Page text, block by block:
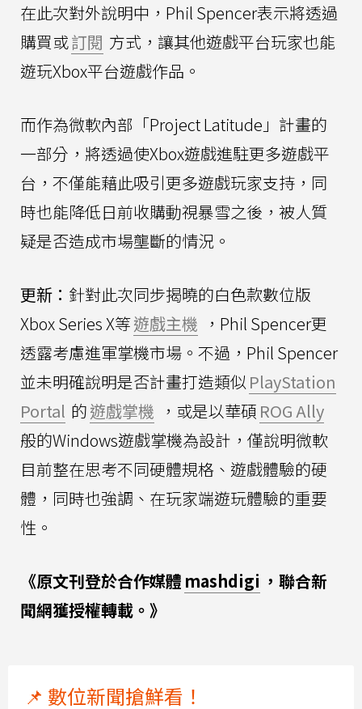
在此次對外說明中，Phil Spencer表示將透過
購買或訂閱 方式，讓其他遊戲平台玩家也能
遊玩Xbox平台遊戲作品。
而作為微軟內部「Project Latitude」計畫的
一部分，將透過使Xbox遊戲進駐更多遊戲平
台，不僅能藉此吸引更多遊戲玩家支持，同
時也能降低日前收購動視暴雪之後，被人質
疑是否造成市場壟斷的情況。
更新： 針對此次同步揭曉的白色款數位版
Xbox Series X等遊戲主機 ，Phil Spencer更
透露考慮進軍掌機市場。不過，Phil Spencer
並未明確說明是否計畫打造類似 PlayStation
Portal 的遊戲掌機 ，或是以華碩 ROG Ally
般的Windows遊戲掌機為設計，僅說明微軟
目前整在思考不同硬體規格、遊戲體驗的硬
體，同時也強調、在玩家端遊玩體驗的重要
性。
《原文刊登於合作媒體 mashdigi ，聯合新
聞網獲授權轉載。》
📌 數位新聞搶鮮看！